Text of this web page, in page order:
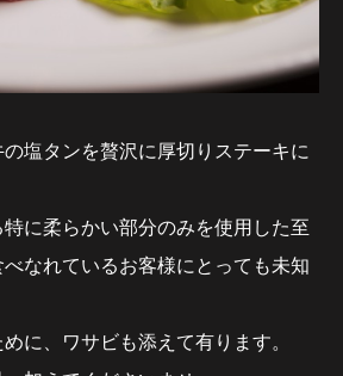
塩タンを贅沢に厚切りステーキに
に柔らかい部分のみを使用した至
なれているお客様にとっても未知
に、ワサビも添えて有ります。